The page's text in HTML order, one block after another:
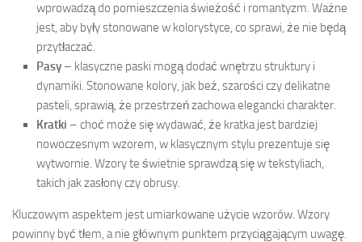
wprowadzą do pomieszczenia świeżość i romantyzm. Ważne
jest, aby były stonowane w kolorystyce, co sprawi, że nie będą
przytłaczać.
Pasy – klasyczne paski mogą dodać wnętrzu struktury i
dynamiki. Stonowane kolory, jak beż, szarości czy delikatne
pasteli, sprawią, że przestrzeń zachowa elegancki charakter.
Kratki – choć może się wydawać, że kratka jest bardziej
nowoczesnym wzorem, w klasycznym stylu prezentuje się
wytwornie. Wzory te świetnie sprawdzą się w tekstyliach,
takich jak zasłony czy obrusy.
Kluczowym aspektem jest umiarkowane użycie wzorów. Wzory
powinny być tłem, a nie głównym punktem przyciągającym uwagę.